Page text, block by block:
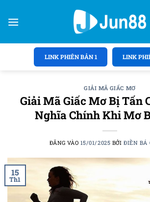
qua
dung
LINK PHIÊN BẢN 1 LINK
GIẢI MÃ GIẤC MƠ
Giải Mã Giấc Mơ Bị Tấn
Nghĩa Chính Khi Mơ
ĐĂNG VÀO 15/01/2025 BỞIĐIỀN BÁ
15
Th1